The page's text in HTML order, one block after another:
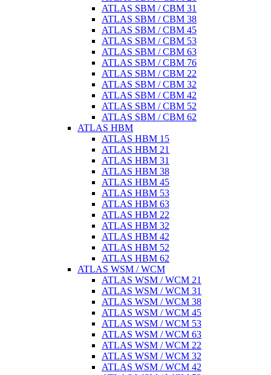
ATLAS SBM / CBM 31
ATLAS SBM / CBM 38
ATLAS SBM / CBM 45
ATLAS SBM / CBM 53
ATLAS SBM / CBM 63
ATLAS SBM / CBM 76
ATLAS SBM / CBM 22
ATLAS SBM / CBM 32
ATLAS SBM / CBM 42
ATLAS SBM / CBM 52
ATLAS SBM / CBM 62
ATLAS HBM
ATLAS HBM 15
ATLAS HBM 21
ATLAS HBM 31
ATLAS HBM 38
ATLAS HBM 45
ATLAS HBM 53
ATLAS HBM 63
ATLAS HBM 22
ATLAS HBM 32
ATLAS HBM 42
ATLAS HBM 52
ATLAS HBM 62
ATLAS WSM / WCM
ATLAS WSM / WCM 21
ATLAS WSM / WCM 31
ATLAS WSM / WCM 38
ATLAS WSM / WCM 45
ATLAS WSM / WCM 53
ATLAS WSM / WCM 63
ATLAS WSM / WCM 22
ATLAS WSM / WCM 32
ATLAS WSM / WCM 42